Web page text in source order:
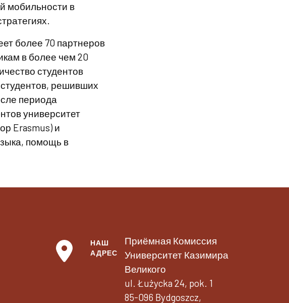
мобильности в
более 70 партнеров
в более чем 20
студентов
решивших
периода
университет
Erasmus) и
помощь в
НАШ
АДРЕС
Приёмная Комиссия
Университет Казимира
Великого
ul. Łużycka 24, pok. 1
85-096 Bydgoszcz,